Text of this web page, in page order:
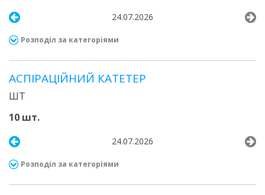
24.07.2026
Розподіл за категоріями
АСПІРАЦІЙНИЙ КАТЕТЕР
ШТ
10 шт.
24.07.2026
Розподіл за категоріями